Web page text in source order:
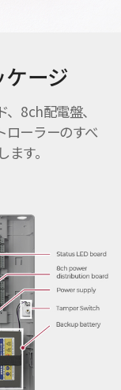
ージ
8ch配電盤、
ローラーのすべ
す。